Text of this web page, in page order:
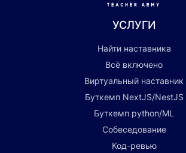
УСЛУГИ
Найти наставника
Всё включено
Виртуальный наставник
Буткемп NextJS/NestJS
Буткемп python/ML
Собеседование
Код-ревью